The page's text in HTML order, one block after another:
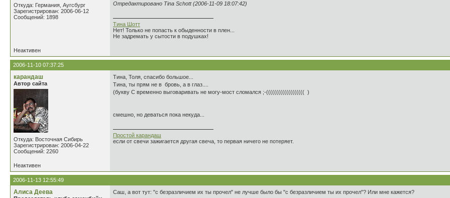
Откуда: Германия, Аугсбург
Зарегистрирован: 2006-06-12
Сообщений: 1898
Отредактировано Tina Schott (2006-11-09 18:07:42)
Тина Шотт
Нет! Только не попасть к обыденности в плен...
Не задремать у сытости в подушках!
Неактивен
2006-11-10 07:37:25
карандаш
Автор сайта
Откуда: Восточная Сибирь
Зарегистрирован: 2006-04-22
Сообщений: 2260
Тина, Толя, спасибо большое...
Тина, ты прям не в бровь, а в глаз....
(букву С временно выговаривать не могу-мост сломался ;-((((((((((((((((((( )
смешно, но деваться пока некуда...
Простой карандаш
если от свечи зажигается другая свеча, то первая ничего не потеряет.
Неактивен
2006-11-13 12:55:49
Алиса Деева Саш, а вот тут: "с безразличием их ты прочел" не лучше было бы "с безразличием ты их прочел"? Или мне кажется?